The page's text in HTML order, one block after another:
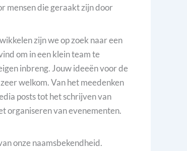
mensen die geraakt zijn door
zijn we op zoek naar een
om in een klein team te
inbreng. Jouw ideeën voor de
welkom. Van het meedenken
posts tot het schrijven van
organiseren van evenementen.
onze naamsbekendheid.